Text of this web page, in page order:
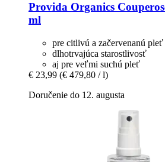
Provida Organics
ml
pre citlivú a začervenanú pleť
dlhotrvajúca starostlivosť
aj pre veľmi suchú pleť
€ 23,99 (€ 479,80 / l)
Doručenie do 12. augusta